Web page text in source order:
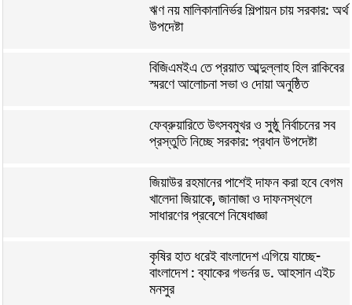
ঋণ নয় মালিকানানির্ভর শিল্পায়ন চায় সরকার: অর্থ
উপদেষ্টা
বিজিএমইএ তে প্রয়াত আব্দুল্লাহ হিল রাকিবের
স্মরণে আলোচনা সভা ও দোয়া অনুষ্ঠিত
ফেব্রুয়ারিতে উৎসবমুখর ও সুষ্ঠু নির্বাচনের সব
প্রস্তুতি নিচ্ছে সরকার: প্রধান উপদেষ্টা
জিয়াউর রহমানের পাশেই দাফন করা হবে বেগম
খালেদা জিয়াকে, জানাজা ও দাফনস্থলে
সাধারণের প্রবেশে নিষেধাজ্ঞা
কৃষির হাত ধরেই বাংলাদেশ এগিয়ে যাচ্ছে-
বাংলাদেশ : ব্যাকের গভর্নর ড. আহসান এইচ
মনসুর